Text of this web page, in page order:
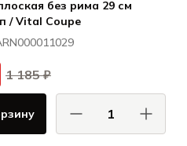
без рима 29 см
/ Vital Coupe
1 185 ₽